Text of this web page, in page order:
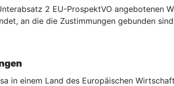
2 EU-ProspektVO angebotenen
an die die Zustimmungen gebunden
einem Land des Europäischen